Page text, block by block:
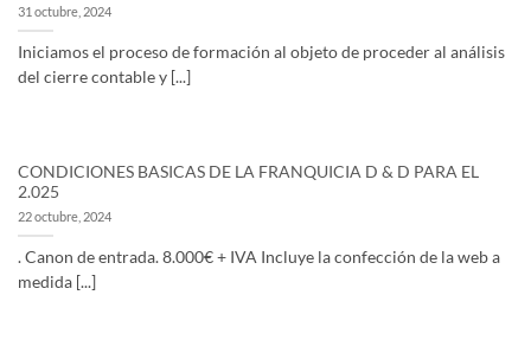
31 octubre, 2024
Iniciamos el proceso de formación al objeto de proceder al análisis
del cierre contable y [...]
CONDICIONES BASICAS DE LA FRANQUICIA D & D PARA EL
2.025
22 octubre, 2024
. Canon de entrada. 8.000€ + IVA Incluye la confección de la web a
medida [...]